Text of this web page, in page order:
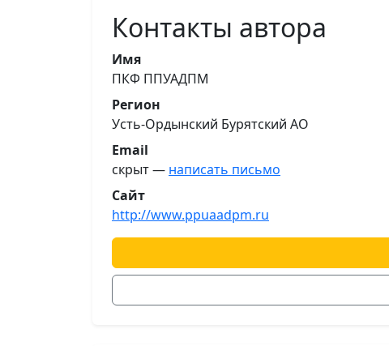
Контакты автора
Имя
ПКФ ППУАДПМ
Регион
Усть-Ордынский Бурятский АО
Email
скрыт — написать письмо
Сайт
http://www.ppuaadpm.ru